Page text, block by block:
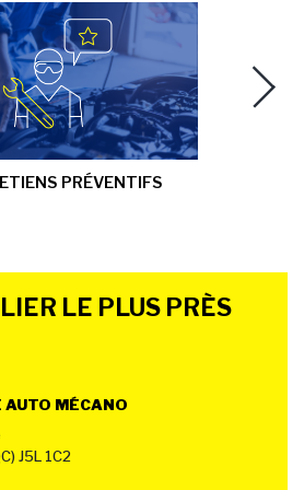
LE PLUS PRÈS
MÉCANO
J5L 1C2
PRÉVENTIFS
Next